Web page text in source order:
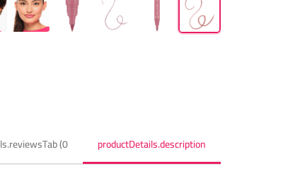
productDetails.description
(0)